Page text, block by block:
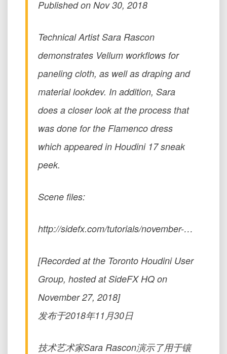
组
（THUG）|
年
月
Vellum
Cloth
Basics
Sara
Rascon
Toronto
2018
Published on Nov 30, 2018
Technical Artist Sara Rascon
demonstrates Vellum workflows for
paneling cloth, as well as draping and
material lookdev. In addition, Sara
does a closer look at the process that
was done for the Flamenco dress
which appeared in Houdini 17 sneak
peek.
Scene files:
http://sidefx.com/tutorials/november-…
[Recorded at the Toronto Houdini User
Group, hosted at SideFX HQ on
November 27, 2018]
发布于2018年11月30日
技术艺术家Sara Rascon演示了用于镶